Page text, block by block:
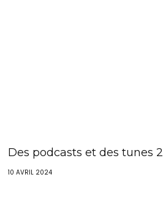
Des podcasts et des tunes 2
10 AVRIL 2024